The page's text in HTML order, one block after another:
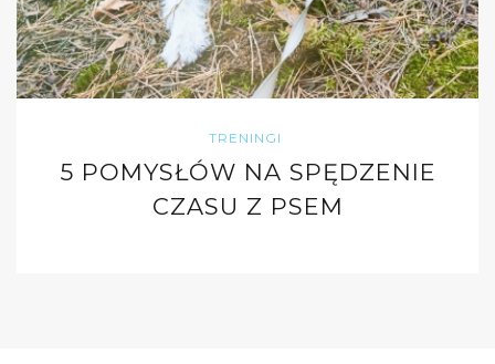
TRENINGI
5 POMYSŁÓW NA SPĘDZENIE
CZASU Z PSEM